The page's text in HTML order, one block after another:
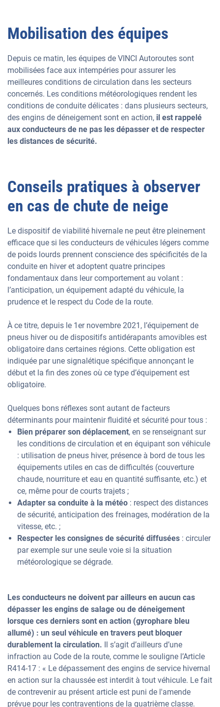
Mobilisation des équipes
Depuis ce matin, les équipes de VINCI Autoroutes sont
mobilisées face aux intempéries pour assurer les
meilleures conditions de circulation dans les secteurs
concernés. Les conditions météorologiques rendent les
conditions de conduite délicates : dans plusieurs secteurs,
des engins de déneigement sont en action, il est rappelé
aux conducteurs de ne pas les dépasser et de respecter
les distances de sécurité.
Conseils pratiques à observer
en cas de chute de neige
Le dispositif de viabilité hivernale ne peut être pleinement
efficace que si les conducteurs de véhicules légers comme
de poids lourds prennent conscience des spécificités de la
conduite en hiver et adoptent quatre principes
fondamentaux dans leur comportement au volant :
l’anticipation, un équipement adapté du véhicule, la
prudence et le respect du Code de la route.
À ce titre, depuis le 1er novembre 2021, l’équipement de
pneus hiver ou de dispositifs antidérapants amovibles est
obligatoire dans certaines régions. Cette obligation est
indiquée par une signalétique spécifique annonçant le
début et la fin des zones où ce type d’équipement est
obligatoire.
Quelques bons réflexes sont autant de facteurs
déterminants pour maintenir fluidité et sécurité pour tous :
Bien préparer son déplacement, en se renseignant sur
les conditions de circulation et en équipant son véhicule
: utilisation de pneus hiver, présence à bord de tous les
équipements utiles en cas de difficultés (couverture
chaude, nourriture et eau en quantité suffisante, etc.) et
ce, même pour de courts trajets ;
Adapter sa conduite à la météo : respect des distances
de sécurité, anticipation des freinages, modération de la
vitesse, etc. ;
Respecter les consignes de sécurité diffusées : circuler
par exemple sur une seule voie si la situation
météorologique se dégrade.
Les conducteurs ne doivent par ailleurs en aucun cas
dépasser les engins de salage ou de déneigement
lorsque ces derniers sont en action (gyrophare bleu
allumé) : un seul véhicule en travers peut bloquer
durablement la circulation.
Il s’agit d’ailleurs d’une
infraction au Code de la route, comme le souligne l’Article
R414-17 : « Le dépassement des engins de service hivernal
en action sur la chaussée est interdit à tout véhicule. Le fait
de contrevenir au présent article est puni de l'amende
prévue pour les contraventions de la quatrième classe.